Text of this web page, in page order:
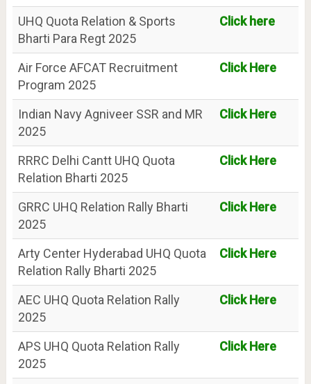
UHQ Quota Relation & Sports
Bharti Para Regt 2025
Click here
Air Force AFCAT Recruitment
Program 2025
Click Here
Indian Navy Agniveer SSR and MR
2025
Click Here
RRRC Delhi Cantt UHQ Quota
Relation Bharti 2025
Click Here
GRRC UHQ Relation Rally Bharti
2025
Click Here
Arty Center Hyderabad UHQ Quota
Relation Rally Bharti 2025
Click Here
AEC UHQ Quota Relation Rally
2025
Click Here
APS UHQ Quota Relation Rally
2025
Click Here